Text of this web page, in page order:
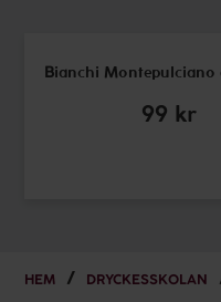
Bianchi Montepulciano
99 kr
HEM DRYCKESSKOLAN